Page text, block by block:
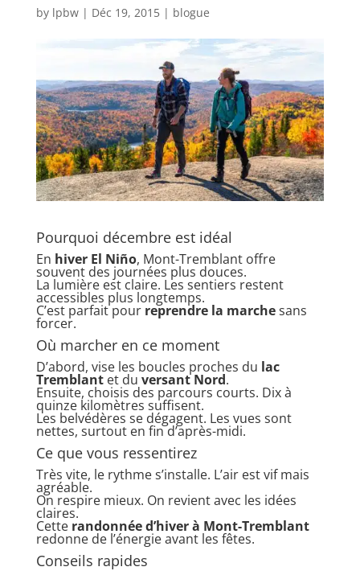
by lpbw| Déc 19, 2015| blogue
Pourquoi décembre est idéal
En hiver El Niño, Mont-Tremblant offre
souvent des journées plus douces.
La lumière est claire. Les sentiers restent
accessibles plus longtemps.
C’est parfait pour reprendre la marchesans
forcer.
Où marcher en ce moment
D’abord, vise les boucles proches du lac
Tremblantet du versant Nord.
Ensuite, choisis des parcours courts. Dix à
quinze kilomètres suffisent.
Les belvédères se dégagent. Les vues sont
nettes, surtout en fin d’après-midi.
Ce que vous ressentirez
Très vite, le rythme s’installe. L’air est vif mais
agréable.
On respire mieux. On revient avec les idées
claires.
Cette randonnée d’hiver à Mont-Tremblant
redonne de l’énergie avant les fêtes.
Conseils rapides